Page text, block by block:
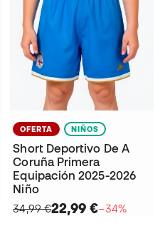
OFERTA NIÑOS
Short Deportivo De A
Coruña Primera
Equipación 2025-2026
Niño
34,99 €22,99 €−34%